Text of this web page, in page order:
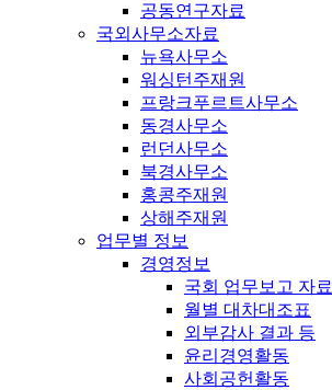
공동연구자료
국외사무소자료
뉴욕사무소
워싱턴주재원
프랑크푸르트사무소
동경사무소
런던사무소
북경사무소
홍콩주재원
상해주재원
업무별 정보
경영정보
국회 업무보고 자료
월별 대차대조표
외부감사 결과 등
윤리경영활동
사회공헌활동